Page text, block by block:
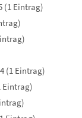
(1 Eintrag)
(1 Eintrag)
Eintrag)